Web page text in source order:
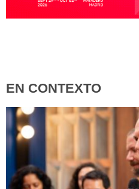
EN CONTEXTO